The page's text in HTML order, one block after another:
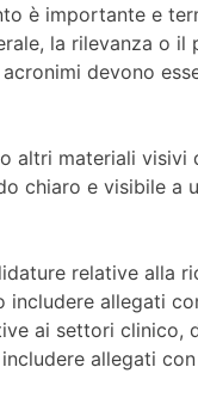
è importante e
la rilevanza o il
devono
altri materiali visivi
chiaro e visibile a
relative alla
includere allegati
ai settori clinico,
allegati